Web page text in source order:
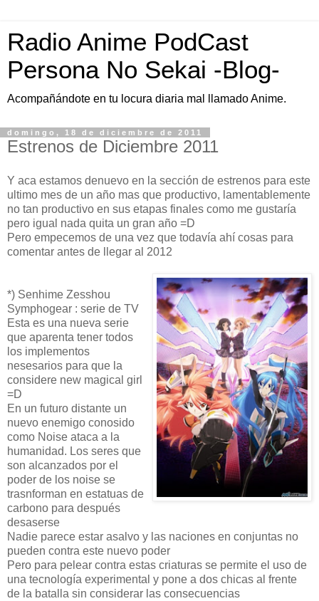
Radio Anime PodCast
Persona No Sekai -Blog-
Acompañándote en tu locura diaria mal llamado Anime.
domingo, 18 de diciembre de 2011
Estrenos de Diciembre 2011
Y aca estamos denuevo en la sección de estrenos para este
ultimo mes de un año mas que productivo, lamentablemente
no tan productivo en sus etapas finales como me gustaría
pero igual nada quita un gran año =D
Pero empecemos de una vez que todavía ahí cosas para
comentar antes de llegar al 2012
*) Senhime Zesshou
Symphogear : serie de TV
Esta es una nueva serie
que aparenta tener todos
los implementos
nesesarios para que la
considere new magical girl
=D
En un futuro distante un
nuevo enemigo conosido
como Noise ataca a la
humanidad. Los seres que
son alcanzados por el
poder de los noise se
trasnforman en estatuas de
carbono para después
desaserse
Nadie parece estar asalvo y las naciones en conjuntas no
pueden contra este nuevo poder
Pero para pelear contra estas criaturas se permite el uso de
una tecnología experimental y pone a dos chicas al frente
de la batalla sin considerar las consecuencias